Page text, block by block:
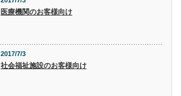
医療機関のお客様向け
2017/7/3
社会福祉施設のお客様向け